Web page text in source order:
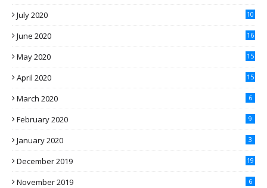
July 2020 10
June 2020 16
May 2020 15
April 2020 15
March 2020 6
February 2020 9
January 2020 3
December 2019 19
November 2019 6